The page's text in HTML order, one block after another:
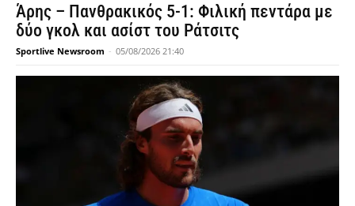
Άρης – Πανθρακικός 5-1: Φιλική πεντάρα με
δύο γκολ και ασίστ του Ράτσιτς
Sportlive Newsroom - 05/08/2026 21:40